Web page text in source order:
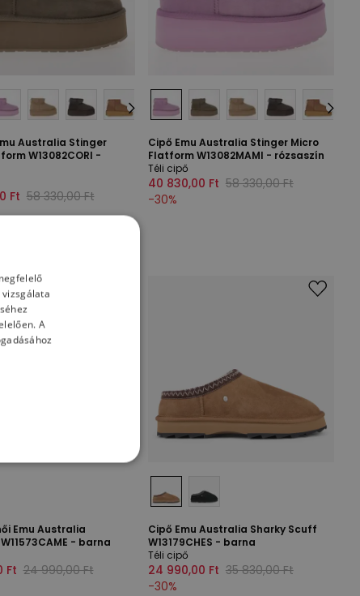
Australia Stinger
W13082CORI -
Ft 58 330,00 Ft
Cipő Emu Australia Stinger Micro
Flatform W13082MAMI - rózsaszín
Téli cipő
40 830,00 Ft 58 330,00 Ft
-30%
Emu Australia
- barna
Ft 24 990,00 Ft
Cipő Emu Australia Sharky Scuff
W13179CHES - barna
Téli cipő
24 990,00 Ft 35 830,00 Ft
-30%
A